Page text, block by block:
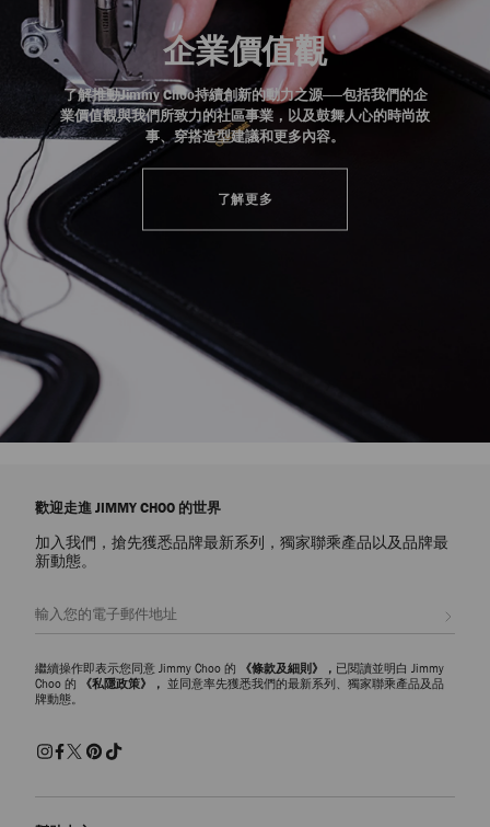
企業價值觀
了解推動Jimmy Choo持續創新的動力之源——包括我們的企
業價值觀與我們所致力的社區事業，以及鼓舞人心的時尚故
事、穿搭造型建議和更多內容。
了解更多
歡迎走進 JIMMY CHOO 的世界
加入我們，搶先獲悉品牌最新系列，獨家聯乘產品以及品牌最
新動態。
繼續操作即表示您同意 Jimmy Choo 的 《條款及細則》， 已閱讀並明白 Jimmy
Choo 的
《私隱政策》， 並同意率先獲悉我們的最新系列、獨家聯乘產品及品
牌動態。